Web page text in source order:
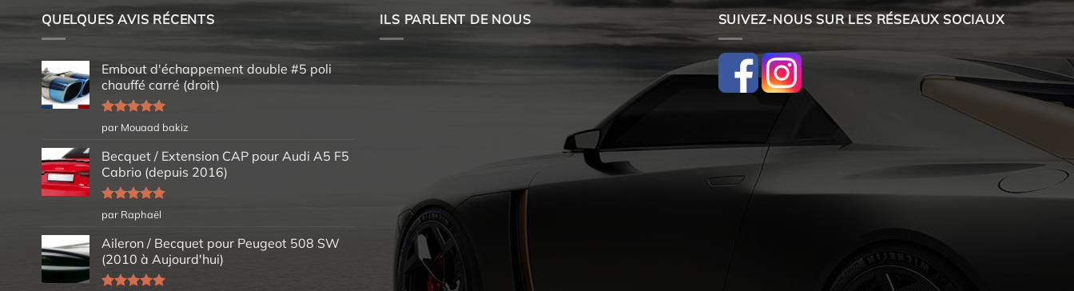
QUELQUES AVIS RÉCENTS
Embout d'échappement double #5 poli
chauffé carré (droit)
Note5sur
5
par Mouaad bakiz
Becquet / Extension CAP pour Audi A5 F5
Cabrio (depuis 2016)
Note5sur
5
par Raphaël
Aileron / Becquet pour Peugeot 508 SW
(2010 à Aujourd'hui)
ILS PARLENT DE NOUS SUIVEZ-NOUS SUR LES RÉSEAUX SOCIAUX